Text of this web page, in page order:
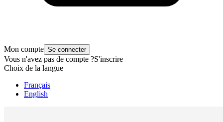
Mon compte Se connecter
Vous n'avez pas de compte ?S'inscrire
Choix de la langue
Français
English